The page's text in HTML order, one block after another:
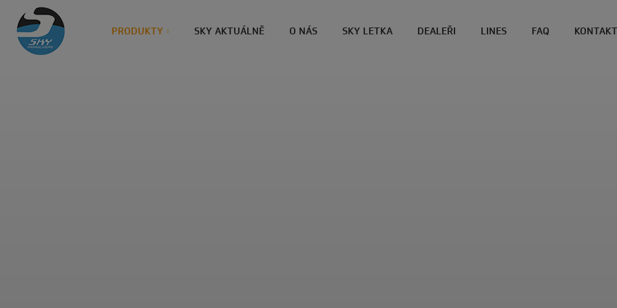
PRODUKTY SKY AKTUÁLNĚ O NÁS SKY LETKA DEALEŘI LINES FAQ KONTAKT